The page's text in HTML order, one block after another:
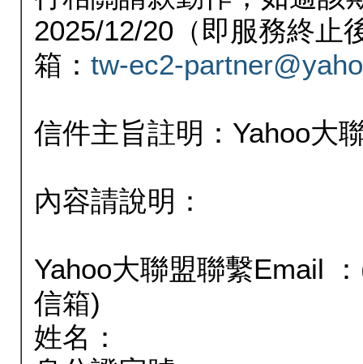
2025/12/20（即服務終止
箱： tw-ec2-
信件主旨註明：Yahoo大
內容請說明：
Yahoo大聯盟聯繫Email
信箱)
姓名：